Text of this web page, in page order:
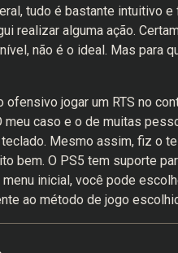
tudo é bastante intuitivo
realizar alguma ação.
não é o ideal. Mas para
jogar um RTS no
caso e o de muitas
Mesmo assim, fiz o
bem. O PS5 tem suporte
inicial, você pode
ao método de jogo